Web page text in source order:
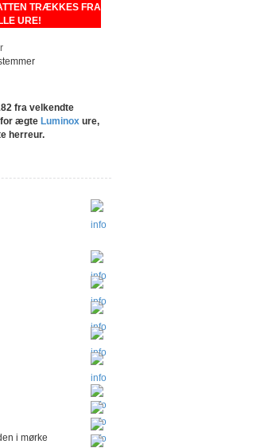
TRÆKKES FRA
URE!
fra velkendte
for ægte Luminox ure,
herreur.
i mørke